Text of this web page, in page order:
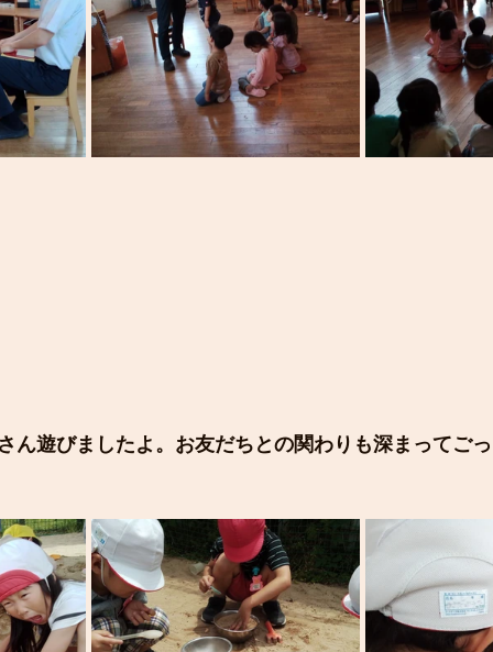
ん遊びましたよ。お友だちとの関わりも深まってご